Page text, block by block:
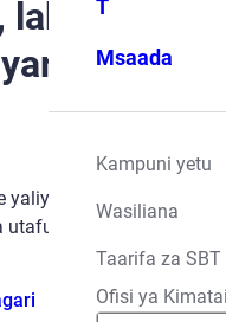
T
Msaada
Kampuni yetu
Wasiliana
Taarifa za SBT
Ofisi ya
gari
kwa kutumia